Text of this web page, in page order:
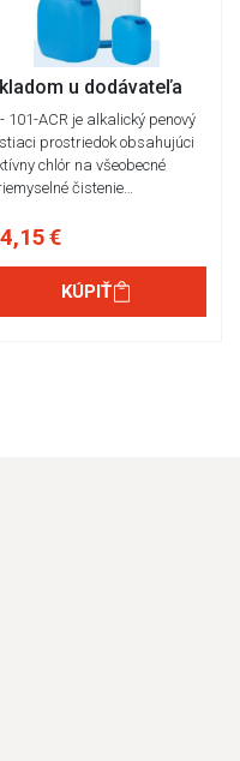
u dodávateľa
101-ACR je alkalický penový
prostriedok obsahujúci
chlór na všeobecné
čistenie…
€
KÚPIŤ